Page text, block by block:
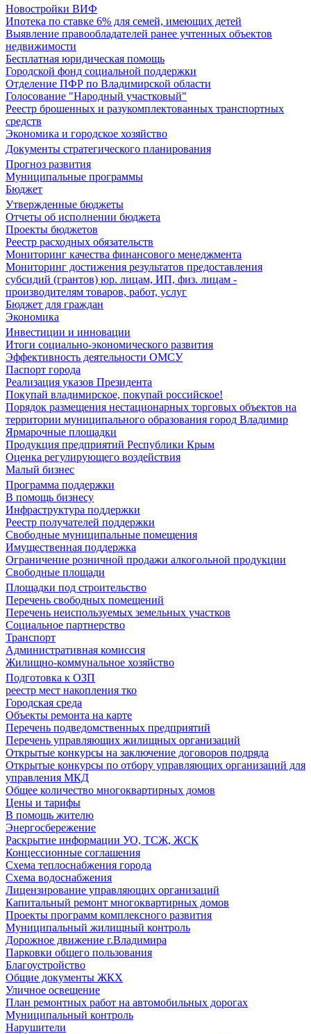
Новостройки ВИФ
Ипотека по ставке 6% для семей, имеющих детей
Выявление правообладателей ранее учтенных объектов
недвижимости
Бесплатная юридическая помощь
Городской фонд социальной поддержки
Отделение ПФР по Владимирской области
Голосование "Народный участковый"
Реестр брошенных и разукомплектованных транспортных
средств
Экономика и городское хозяйство
Документы стратегического планирования
Прогноз развития
Муниципальные программы
Бюджет
Утвержденные бюджеты
Отчеты об исполнении бюджета
Проекты бюджетов
Реестр расходных обязательств
Мониторинг качества финансового менеджмента
Мониторинг достижения результатов предоставления
субсидий (грантов) юр. лицам, ИП, физ. лицам -
производителям товаров, работ, услуг
Бюджет для граждан
Экономика
Инвестиции и инновации
Итоги социально-экономического развития
Эффективность деятельности ОМСУ
Паспорт города
Реализация указов Президента
Покупай владимирское, покупай российское!
Порядок размещения нестационарных торговых объектов на
территории муниципального образования город Владимир
Ярмарочные площадки
Продукция предприятий Республики Крым
Оценка регулирующего воздействия
Малый бизнес
Программа поддержки
В помощь бизнесу
Инфраструктура поддержки
Реестр получателей поддержки
Свободные муниципальные помещения
Имущественная поддержка
Ограничение розничной продажи алкогольной продукции
Свободные площади
Площадки под строительство
Перечень свободных помещений
Перечень неиспользуемых земельных участков
Социальное партнерство
Транспорт
Административная комиссия
Жилищно-коммунальное хозяйство
Подготовка к ОЗП
реестр мест накопления тко
Городская среда
Объекты ремонта на карте
Перечень подведомственных предприятий
Перечень управляющих жилищных организаций
Открытые конкурсы на заключение договоров подряда
Открытые конкурсы по отбору управляющих организаций для
управления МКД
Общее количество многоквартирных домов
Цены и тарифы
В помощь жителю
Энергосбережение
Раскрытие информации УО, ТСЖ, ЖСК
Концессионные соглашения
Схема теплоснабжения города
Схема водоснабжения
Лицензирование управляющих организаций
Капитальный ремонт многоквартирных домов
Проекты программ комплексного развития
Муниципальный жилищный контроль
Дорожное движение г.Владимира
Парковки общего пользования
Благоустройство
Общие документы ЖКХ
Уличное освещение
План ремонтных работ на автомобильных дорогах
Муниципальный контроль
Нарушители